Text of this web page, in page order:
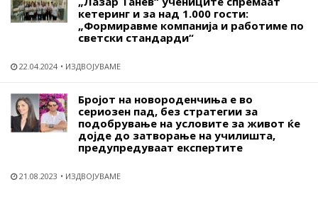
кетеринг и за над 1.000 гости:
„Формиравме компанија и работиме по
светски стандарди“
22.04.2024 ИЗДВОЈУВАМЕ
Бројот на новороденчиња е во
сериозен пад, без стратегии за
подобрување на условите за живот ќе
дојде до затворање на училишта,
предупредуваат експертите
21.08.2023 ИЗДВОЈУВАМЕ